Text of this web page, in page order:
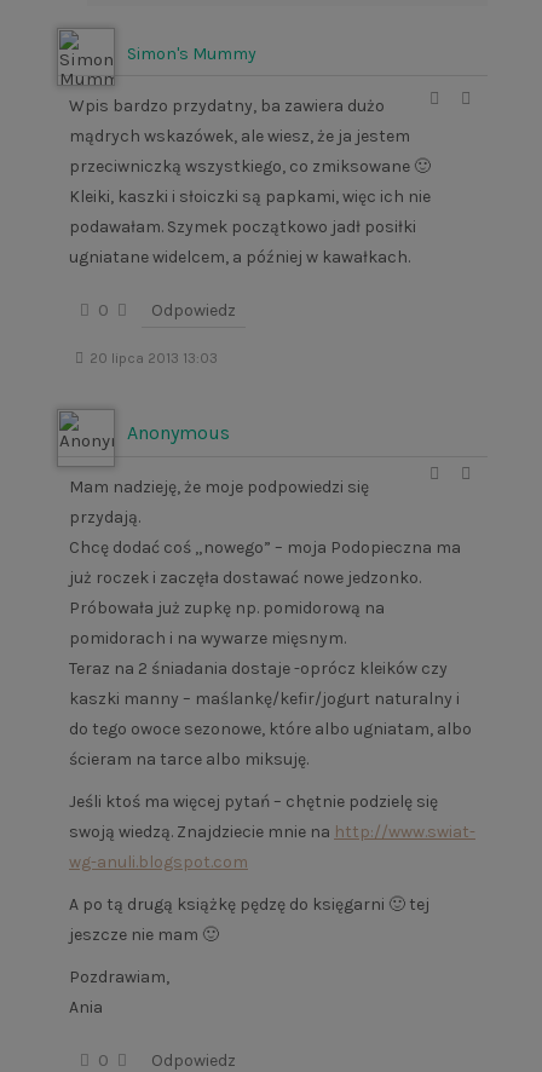
Simon's Mummy
Wpis bardzo przydatny, ba zawiera dużo
mądrych wskazówek, ale wiesz, że ja jestem
przeciwniczką wszystkiego, co zmiksowane 🙂
Kleiki, kaszki i słoiczki są papkami, więc ich nie
podawałam. Szymek początkowo jadł posiłki
ugniatane widelcem, a później w kawałkach.
0 Odpowiedz
20 lipca 2013 13:03
Anonymous
Mam nadzieję, że moje podpowiedzi się
przydają.
Chcę dodać coś „nowego” – moja Podopieczna ma
już roczek i zaczęła dostawać nowe jedzonko.
Próbowała już zupkę np. pomidorową na
pomidorach i na wywarze mięsnym.
Teraz na 2 śniadania dostaje -oprócz kleików czy
kaszki manny – maślankę/kefir/jogurt naturalny i
do tego owoce sezonowe, które albo ugniatam, albo
ścieram na tarce albo miksuję.
Jeśli ktoś ma więcej pytań – chętnie podzielę się
swoją wiedzą. Znajdziecie mnie na http://www.swiat-
wg-anuli.blogspot.com
A po tą drugą książkę pędzę do księgarni 🙂 tej
jeszcze nie mam 🙂
Pozdrawiam,
Ania
0 Odpowiedz